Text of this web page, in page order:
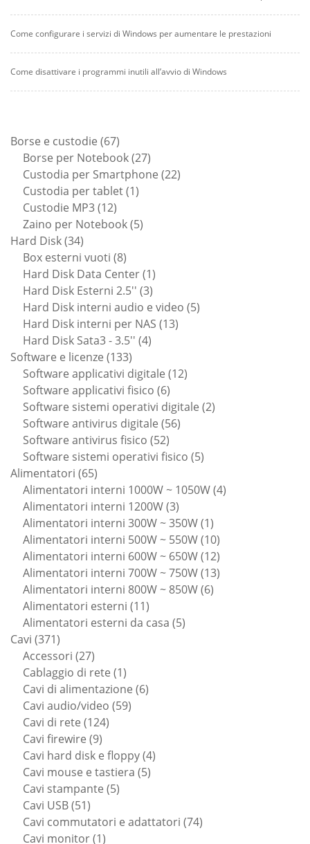
Come configurare i servizi di Windows per aumentare le prestazioni
Come disattivare i programmi inutili all’avvio di Windows
Borse e custodie 6767
prodotti
Borse per Notebook 2727
prodotti
Custodia per Smartphone 2222
Custodia per tablet 11
Custodie MP3 1212
prodotti
Zaino per Notebook 55
Hard Disk 3434
prodotti
Box esterni vuoti 88
prodotti
Hard Disk Data Center 11
prodotto
Hard Disk Esterni 2.5'' 33
prodotti
Hard Disk interni audio e video 55
Hard Disk interni per NAS 1313
Hard Disk Sata3 - 3.5'' 44
Software e licenze 133133
prodotti
Software applicativi digitale 1212
Software applicativi fisico 66
prodotti
Software sistemi operativi digitale 22
Software antivirus digitale 5656
Software antivirus fisico 5252
prodotti
Software sistemi operativi fisico 55
Alimentatori 6565
prodotti
Alimentatori interni 1000W ~ 1050W 44
Alimentatori interni 1200W 33
prodotti
Alimentatori interni 300W ~ 350W 11
prodotto
Alimentatori interni 500W ~ 550W 1010
prodotti
Alimentatori interni 600W ~ 650W 1212
prodotti
Alimentatori interni 700W ~ 750W 1313
Alimentatori interni 800W ~ 850W 66
Alimentatori esterni 1111
prodotti
Alimentatori esterni da casa 55
Cavi 371371
prodotti
Accessori 2727
prodotti
Cablaggio di rete 11
prodotto
Cavi di alimentazione 66
Cavi audio/video 5959
Cavi di rete 124124
Cavi firewire 99
prodotti
Cavi hard disk e floppy 44
Cavi mouse e tastiera 55
Cavi stampante 55
Cavi USB 5151
prodotti
Cavi commutatori e adattatori 7474
Cavi monitor 11